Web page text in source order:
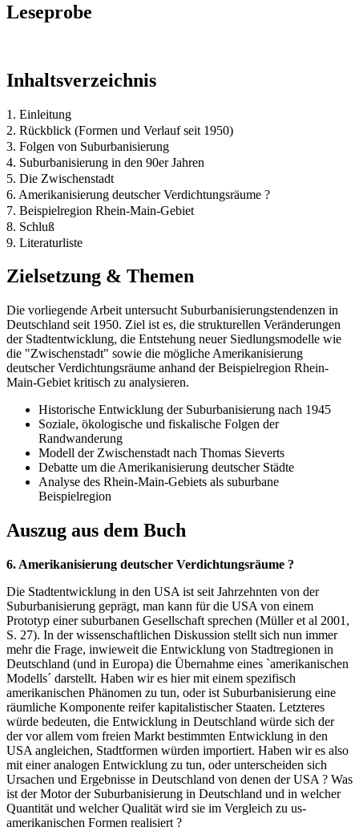
Leseprobe
Inhaltsverzeichnis
1. Einleitung
2. Rückblick (Formen und Verlauf seit 1950)
3. Folgen von Suburbanisierung
4. Suburbanisierung in den 90er Jahren
5. Die Zwischenstadt
6. Amerikanisierung deutscher Verdichtungsräume ?
7. Beispielregion Rhein-Main-Gebiet
8. Schluß
9. Literaturliste
Zielsetzung & Themen
Die vorliegende Arbeit untersucht Suburbanisierungstendenzen in
Deutschland seit 1950. Ziel ist es, die strukturellen Veränderungen
der Stadtentwicklung, die Entstehung neuer Siedlungsmodelle wie
die "Zwischenstadt" sowie die mögliche Amerikanisierung
deutscher Verdichtungsräume anhand der Beispielregion Rhein-
Main-Gebiet kritisch zu analysieren.
Historische Entwicklung der Suburbanisierung nach 1945
Soziale, ökologische und fiskalische Folgen der
Randwanderung
Modell der Zwischenstadt nach Thomas Sieverts
Debatte um die Amerikanisierung deutscher Städte
Analyse des Rhein-Main-Gebiets als suburbane
Beispielregion
Auszug aus dem Buch
6. Amerikanisierung deutscher Verdichtungsräume ?
Die Stadtentwicklung in den USA ist seit Jahrzehnten von der
Suburbanisierung geprägt, man kann für die USA von einem
Prototyp einer suburbanen Gesellschaft sprechen (Müller et al 2001,
S. 27). In der wissenschaftlichen Diskussion stellt sich nun immer
mehr die Frage, inwieweit die Entwicklung von Stadtregionen in
Deutschland (und in Europa) die Übernahme eines `amerikanischen
Modells´ darstellt. Haben wir es hier mit einem spezifisch
amerikanischen Phänomen zu tun, oder ist Suburbanisierung eine
räumliche Komponente reifer kapitalistischer Staaten. Letzteres
würde bedeuten, die Entwicklung in Deutschland würde sich der
der vor allem vom freien Markt bestimmten Entwicklung in den
USA angleichen, Stadtformen würden importiert. Haben wir es also
mit einer analogen Entwicklung zu tun, oder unterscheiden sich
Ursachen und Ergebnisse in Deutschland von denen der USA ? Was
ist der Motor der Suburbanisierung in Deutschland und in welcher
Quantität und welcher Qualität wird sie im Vergleich zu us-
amerikanischen Formen realisiert ?